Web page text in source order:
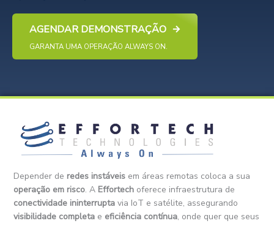
AGENDAR DEMONSTRAÇÃO
GARANTA UMA OPERAÇÃO ALWAYS ON.
Depender de redes instáveis em áreas remotas coloca a sua
operação em risco. A Effortech oferece infraestrutura de
conectividade ininterrupta via IoT e satélite, assegurando
visibilidade completa e eficiência contínua, onde quer que seus